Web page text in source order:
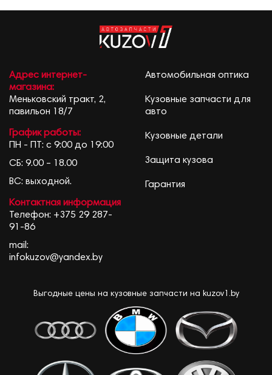
Адрес интернет-
магазина:
Меньковский тракт, 2,
павильон 18/7
График работы:
ПН - ПТ: с 9:00 до 19:00
СБ: 9.00 – 18.00
ВС: выходной.
Контактная информация
Телефон: +375 29 287-
91-86
mail:
infokuzov@yandex.by
Автомобильная оптика
Кузовные запчасти для
авто
Кузовные детали
Защита кузова
Гарантия
Выгодные цены на кузовные запчасти на kuzov1.by